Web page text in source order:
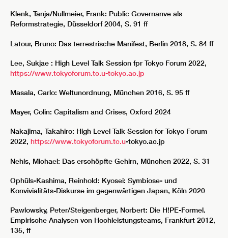
Klenk, Tanja/Nullmeier, Frank: Public Governanve als
Reformstrategie, Düsseldorf 2004, S. 91 ff
Latour, Bruno: Das terrestrische Manifest, Berlin 2018, S. 84 ff
Lee, Sukjae : High Level Talk Session fpr Tokyo Forum 2022,
https://www.tokyoforum.tc.u-tokyo.ac.jp
Masala, Carlo: Weltunordnung, München 2016, S. 95 ff
Mayer, Colin: Capitalism and Crises, Oxford 2024
Nakajima, Takahiro: High Level Talk Session for Tokyo Forum
2022, https://www.tokyoforum.tc.u-tokyo.ac.jp
Nehls, Michael: Das erschöpfte Gehirn, München 2022, S. 31
Ophüls-Kashima, Reinhold: Kyosei: Symbiose- und
Konvivialitäts-Diskurse im gegenwärtigen Japan, Köln 2020
Pawlowsky, Peter/Steigenberger, Norbert: Die H!PE-Formel.
Empirische Analysen von Hochleistungsteams, Frankfurt 2012,
135, ff